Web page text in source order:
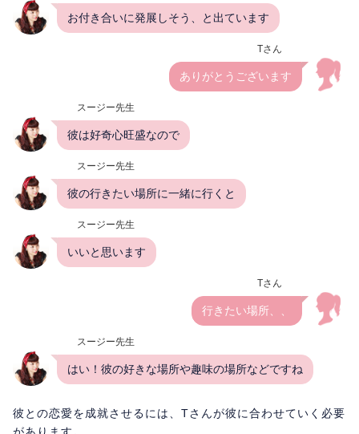
お付き合いに発展しそう、と出ています
Tさん
ありがとうございます
スージー先生
彼は好奇心旺盛なので
スージー先生
彼の行きたい場所に一緒に行くと
スージー先生
いいと思います
Tさん
行きたい場所、、
スージー先生
はい！彼の好きな場所や趣味の場所などですね
彼との恋愛を成就させるには、Tさんが彼に合わせていく必要
があります。